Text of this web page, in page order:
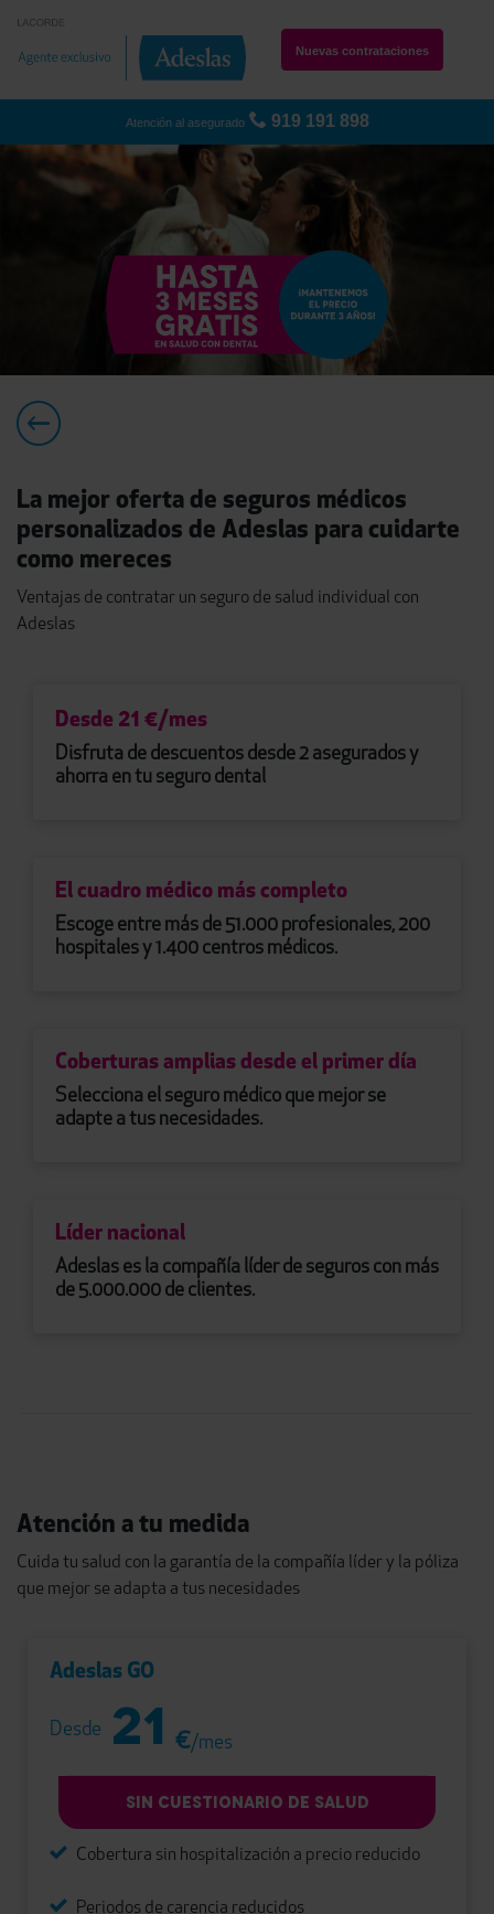
Nuevas contrataciones
Atención al asegurado 919 191 898
La mejor oferta de seguros médicos
personalizados de Adeslas para cuidarte
como mereces
Ventajas de contratar un seguro de salud individual con
Adeslas
Desde 21 €/mes
Disfruta de descuentos desde 2 asegurados y
ahorra en tu seguro dental
El cuadro médico más completo
Escoge entre más de 51.000 profesionales, 200
hospitales y 1.400 centros médicos.
Coberturas amplias desde el primer día
Selecciona el seguro médico que mejor se
adapte a tus necesidades.
Líder nacional
Adeslas es la compañía líder de seguros con más
de 5.000.000 de clientes.
Atención a tu medida
Cuida tu salud con la garantía de la compañía líder y la póliza
que mejor se adapta a tus necesidades
Adeslas GO
Desde 21 €/mes
SIN CUESTIONARIO DE SALUD
Cobertura sin hospitalización a precio reducido
Periodos de carencia reducidos